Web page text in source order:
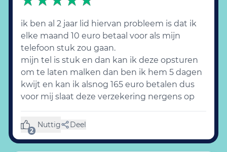
ik ben al 2 jaar lid hiervan probleem is dat ik
elke maand 10 euro betaal voor als mijn
telefoon stuk zou gaan.
mijn tel is stuk en dan kan ik deze opsturen
om te laten malken dan ben ik hem 5 dagen
kwijt en kan ik alsnog 165 euro betalen dus
voor mij slaat deze verzekering nergens op
2
Nuttig
(2 likes) Deel